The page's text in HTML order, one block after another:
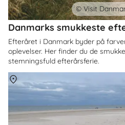
Danmarks smukkeste
Efteråret i Danmark byder på
oplevelser. Her finder du de
stemningsfuld efterårsferie.
© Visit